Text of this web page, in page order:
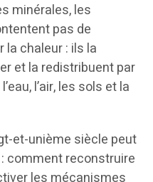
minérales, les
pas de
la chaleur : ils la
et la redistribuent par
l’air, les sols et la
et-unième siècle peut
comment reconstruire